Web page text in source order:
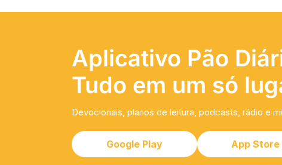
Aplicativo Pão
Tudo em um só
Devocionais, planos de leitura, podcasts, rádio e
Google Play App Store